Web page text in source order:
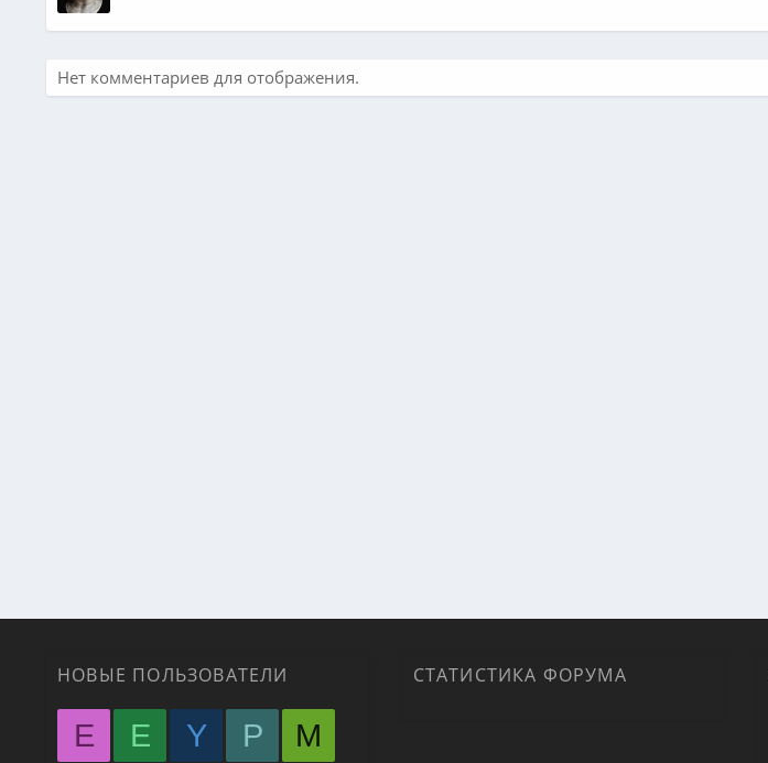
Нет комментариев для отображения.
НОВЫЕ ПОЛЬЗОВАТЕЛИ
E E Y P M
СТАТИСТИКА ФОРУМА